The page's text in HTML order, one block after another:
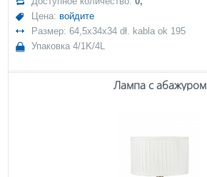
Цена: войдите
Размер: 64,5x34x34 dł. kabla ok 195
Упаковка 4/1K/4L
Лампа с абажуром